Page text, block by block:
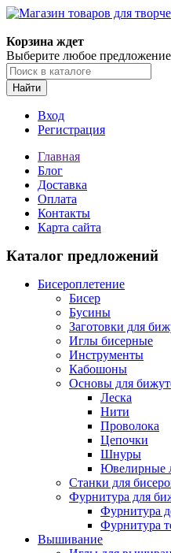
Корзина ждет
Выберите любое предложение
Найти
Вход
Регистрация
Главная
Блог
Доставка
Оплата
Контакты
Карта сайта
Каталог предложений
Бисероплетение
Бисер
Бусины
Заготовки для
Иглы бисерные
Инструменты
Кабошоны
Основы для
Леска
Нити
Проволока
Цепочки
Шнуры
Ювелирные
Станки для
Фурнитура для
Фурнитура
Фурнитура
Вышивание